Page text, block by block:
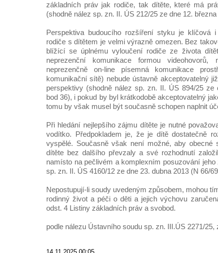
základních práv jak rodiče, tak dítěte, které má
(shodně nález sp. zn. II. ÚS 212/25 ze dne 12.
Perspektiva budoucího rozšíření styku je klíčová
rodiče s dítětem je velmi výrazně omezen. Bez
blížící se úplnému vyloučení rodiče ze života
neprezenční komunikace formou
neprezenčně on-line písemná komunikace
komunikační sítě) nebude ústavně akceptovatelný
perspektivy (shodně nález sp. zn. II. ÚS 894/25 ze
bod 36), i pokud by byl krátkodobě akceptovatelný
tomu by však musel být současně schopen naplnit
Při hledání nejlepšího zájmu dítěte je nutné
vodítko. Předpokladem je, že je dítě dostatečně
vyspělé. Současně však není možné, aby obecné
dítěte bez dalšího převzaly a své rozhodnutí
namísto na pečlivém a komplexním posuzování
sp. zn. II. ÚS 4160/12 ze dne 23. dubna 2013 (N 66/
Nepostupují-li soudy uvedeným způsobem, mohou
rodinný život a péči o děti a jejich výchovu
odst. 4 Listiny základních práv a svobod.
podle nálezu Ústavního soudu sp. zn. III.ÚS 2271/25,